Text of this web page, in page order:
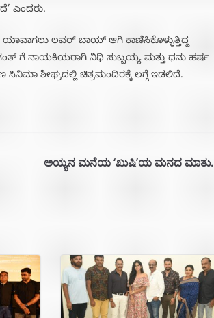
ಎಂದರು.
ಲವರ್ ಬಾಯ್ ಆಗಿ ಕಾಣಿಸಿಕೊಳ್ಳುತ್ತಿದ್ದ
ಗೆ ನಾಯಕಿಯರಾಗಿ ನಿಧಿ ಸುಬ್ಬಯ್ಯ ಮತ್ತು ಧನು ಹರ್ಷ
ಶೀಘ್ರದಲ್ಲಿ ಚಿತ್ರಮಂದಿರಕ್ಕೆ ಲಗ್ಗೆ ಇಡಲಿದೆ.
ಅಯ್ಯನ ಮನೆಯ ‘ಖುಷಿ’ಯ ಮನದ ಮಾತು.